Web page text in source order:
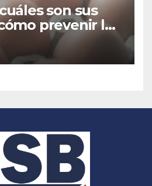
son sus
prevenir las